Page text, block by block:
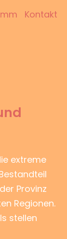
Kontakt
extreme
Provinz
Regionen.
stellen